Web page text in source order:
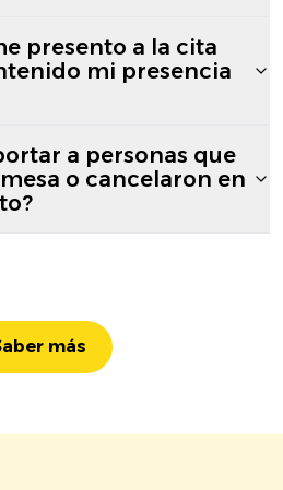
presento a la cita
mi presencia
a personas que
o cancelaron en
más